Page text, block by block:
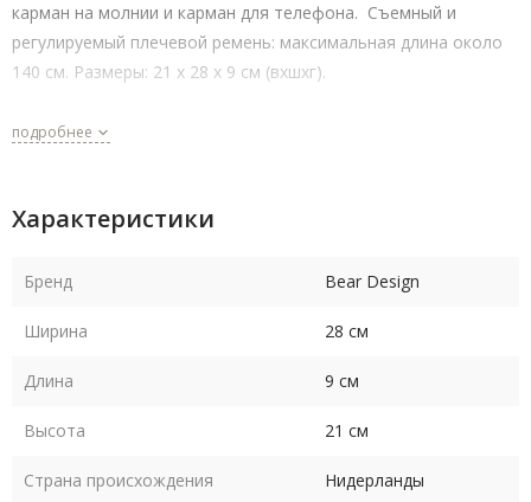
карман на молнии и карман для телефона. Съемный и
регулируемый плечевой ремень: максимальная длина около
140 см. Размеры: 21 x 28 x 9 см (вхшхг).
подробнее
Характеристики
Бренд Bear Design
Ширина 28 см
Длина 9 см
Высота 21 см
Страна происхождения Нидерланды